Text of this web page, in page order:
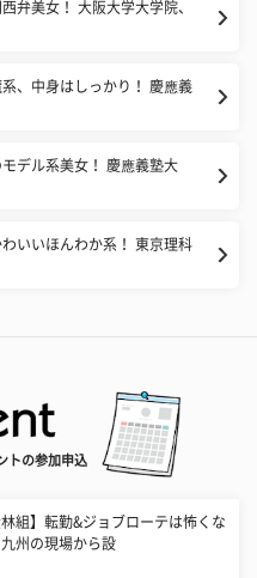
弁美女！ 大阪大学大学院、
、中身はしっかり！ 慶應義
デル系美女！ 慶應義塾大
いいほんわか系！ 東京理科
トの参加申込
林組】転勤&ジョブローテは怖くな
州の現場から設